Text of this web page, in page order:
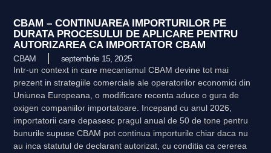
CBAM – CONTINUAREA IMPORTURILOR PE
DURATA PROCESULUI DE APLICARE PENTRU
AUTORIZAREA CA IMPORTATOR CBAM
CBAM
septembrie 15, 2025
Intr-un context in care mecanismul CBAM devine tot mai
prezent in strategiile comerciale ale operatorilor economici din
Uniunea Europeana, o modificare recenta aduce o gura de
oxigen companiilor importatoare. Incepand cu anul 2026,
importatorii care depasesc pragul anual de 50 de tone pentru
bunurile supuse CBAM pot continua importurile chiar daca nu
au inca statutul de declarant autorizat, cu conditia cacererea